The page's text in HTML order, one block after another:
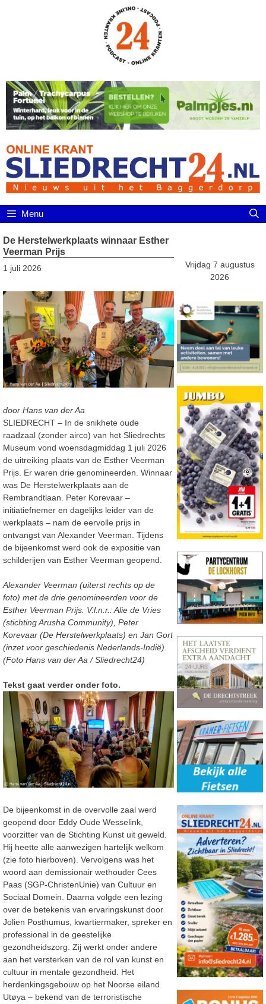
Menu
De Herstelwerkplaats winnaar Esther
Veerman Prijs
1 juli 2026
door Hans van der Aa
SLIEDRECHT – In de snikhete oude
raadzaal (zonder airco) van het Sliedrechts
Museum vond woensdagmiddag 1 juli 2026
de uitreiking plaats van de Esther Veerman
Prijs. Er waren drie genomineerden. Winnaar
was De Herstelwerkplaats aan de
Rembrandtlaan. Peter Korevaar –
initiatiefnemer en dagelijks leider van de
werkplaats – nam de eervolle prijs in
ontvangst van Alexander Veerman. Tijdens
de bijeenkomst werd ook de expositie van
schilderijen van Esther Veerman geopend.
Alexander Veerman (uiterst rechts op de
foto) met de drie genomineerden voor de
Esther Veerman Prijs. V.l.n.r.: Alie de Vries
(stichting Arusha Community), Peter
Korevaar (De Herstelwerkplaats) en Jan Gort
(inzet voor geschiedenis Nederlands-Indië).
(Foto Hans van der Aa / Sliedrecht24)
Tekst gaat verder onder foto.
De bijeenkomst in de overvolle zaal werd
geopend door Eddy Oude Wesselink,
voorzitter van de Stichting Kunst uit geweld.
Hij heette alle aanwezigen hartelijk welkom
(zie foto hierboven). Vervolgens was het
woord aan demissionair wethouder Cees
Paas (SGP-ChristenUnie) van Cultuur en
Sociaal Domein. Daarna volgde een lezing
over de betekenis van ervaringskunst door
Jolien Posthumus, kwartiermaker, spreker en
professional in de geestelijke
gezondheidszorg. Zij werkt onder andere
aan het versterken van de rol van kunst en
cultuur in mentale gezondheid. Het
herdenkingsgebouw op het Noorse eiland
Utøya – bekend van de terroristische
Vrijdag 7 augustus
2026